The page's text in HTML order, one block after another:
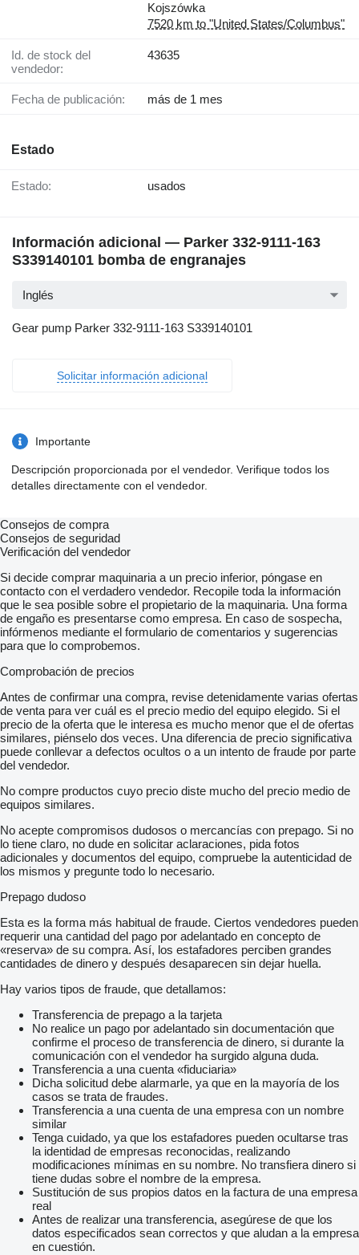
Kojszówka
7520 km to "United States/Columbus"
Id. de stock del
vendedor:
43635
Fecha de publicación: más de 1 mes
Estado
Estado: usados
Información adicional — Parker 332-9111-163
S339140101 bomba de engranajes
Inglés
Gear pump Parker 332-9111-163 S339140101
Solicitar información adicional
Importante
Descripción proporcionada por el vendedor. Verifique todos los
detalles directamente con el vendedor.
Consejos de compra
Consejos de seguridad
Verificación del vendedor
Si decide comprar maquinaria a un precio inferior, póngase en
contacto con el verdadero vendedor. Recopile toda la información
que le sea posible sobre el propietario de la maquinaria. Una forma
de engaño es presentarse como empresa. En caso de sospecha,
infórmenos mediante el formulario de comentarios y sugerencias
para que lo comprobemos.
Comprobación de precios
Antes de confirmar una compra, revise detenidamente varias ofertas
de venta para ver cuál es el precio medio del equipo elegido. Si el
precio de la oferta que le interesa es mucho menor que el de ofertas
similares, piénselo dos veces. Una diferencia de precio significativa
puede conllevar a defectos ocultos o a un intento de fraude por parte
del vendedor.
No compre productos cuyo precio diste mucho del precio medio de
equipos similares.
No acepte compromisos dudosos o mercancías con prepago. Si no
lo tiene claro, no dude en solicitar aclaraciones, pida fotos
adicionales y documentos del equipo, compruebe la autenticidad de
los mismos y pregunte todo lo necesario.
Prepago dudoso
Esta es la forma más habitual de fraude. Ciertos vendedores pueden
requerir una cantidad del pago por adelantado en concepto de
«reserva» de su compra. Así, los estafadores perciben grandes
cantidades de dinero y después desaparecen sin dejar huella.
Hay varios tipos de fraude, que detallamos:
Transferencia de prepago a la tarjeta
No realice un pago por adelantado sin documentación que
confirme el proceso de transferencia de dinero, si durante la
comunicación con el vendedor ha surgido alguna duda.
Transferencia a una cuenta «fiduciaria»
Dicha solicitud debe alarmarle, ya que en la mayoría de los
casos se trata de fraudes.
Transferencia a una cuenta de una empresa con un nombre
similar
Tenga cuidado, ya que los estafadores pueden ocultarse tras
la identidad de empresas reconocidas, realizando
modificaciones mínimas en su nombre. No transfiera dinero si
tiene dudas sobre el nombre de la empresa.
Sustitución de sus propios datos en la factura de una empresa
real
Antes de realizar una transferencia, asegúrese de que los
datos especificados sean correctos y que aludan a la empresa
en cuestión.